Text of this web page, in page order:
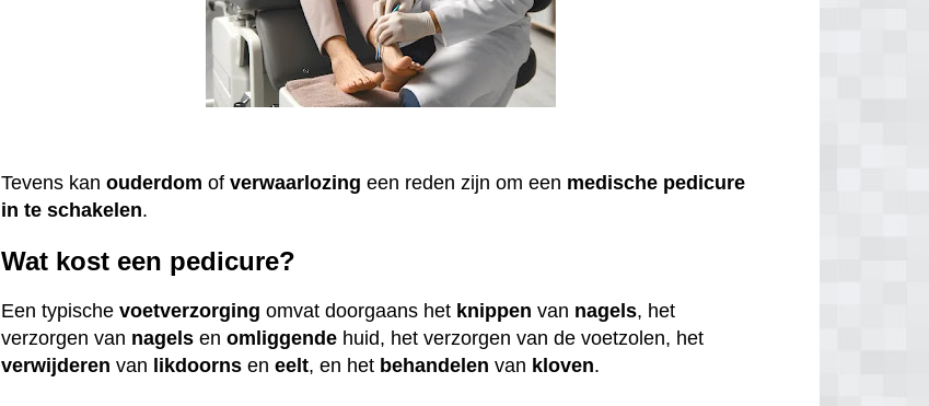
Tevens kanouderdom ofverwaarlozing een reden zijn om een medische pedicure
in te schakelen.
Wat kost een pedicure?
Een typischevoetverzorging omvat doorgaans het knippen van nagels, het
verzorgen van nagels enomliggende huid, het verzorgen van de voetzolen, het
verwijderen van likdoorns eneelt, en het behandelen van kloven.